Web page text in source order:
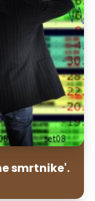
smrtnike'.